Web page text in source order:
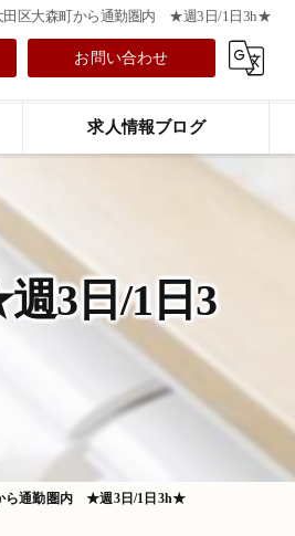
田区大森町から通勤圏内 ★週3日/1日3h★
お問い合わせ
求人情報ブログ
3日/1日3
から通勤圏内 ★週3日/1日3h★